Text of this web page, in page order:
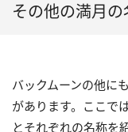
その他の満月
バックムーンの他に
があります。ここで
とそれぞれの名称を